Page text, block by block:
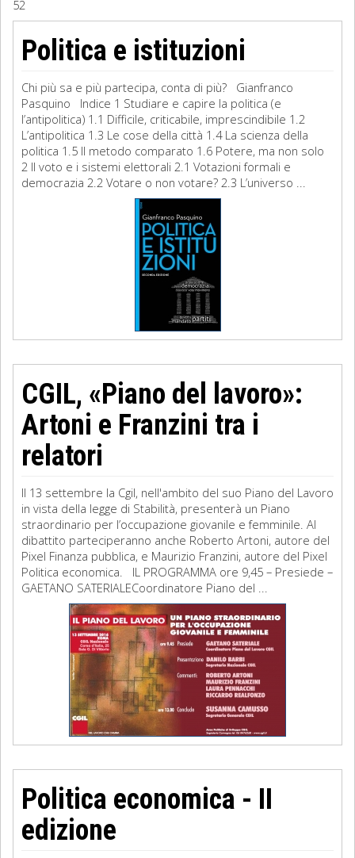
Filosofia
Storia
Matematica
Diritto
52
Politica e istituzioni
Chi più sa e più partecipa, conta di più? Gianfranco
Pasquino Indice 1 Studiare e capire la politica (e
l’antipolitica) 1.1 Difficile, criticabile, imprescindibile 1.2
L’antipolitica 1.3 Le cose della città 1.4 La scienza della
politica 1.5 Il metodo comparato 1.6 Potere, ma non solo
2 Il voto e i sistemi elettorali 2.1 Votazioni formali e
democrazia 2.2 Votare o non votare? 2.3 L’universo ...
CGIL, «Piano del lavoro»:
Artoni e Franzini tra i
relatori
Il 13 settembre la Cgil, nell'ambito del suo Piano del Lavoro
in vista della legge di Stabilità, presenterà un Piano
straordinario per l’occupazione giovanile e femminile. Al
dibattito parteciperanno anche Roberto Artoni, autore del
Pixel Finanza pubblica, e Maurizio Franzini, autore del Pixel
Politica economica. IL PROGRAMMA ore 9,45 – Presiede –
GAETANO SATERIALECoordinatore Piano del ...
Politica economica - II
edizione